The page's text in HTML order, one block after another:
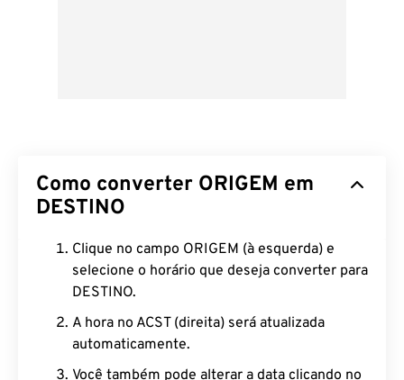
Como converter ORIGEM em
DESTINO
Clique no campo ORIGEM (à esquerda) e
selecione o horário que deseja converter para
DESTINO.
A hora no ACST (direita) será atualizada
automaticamente.
Você também pode alterar a data clicando no